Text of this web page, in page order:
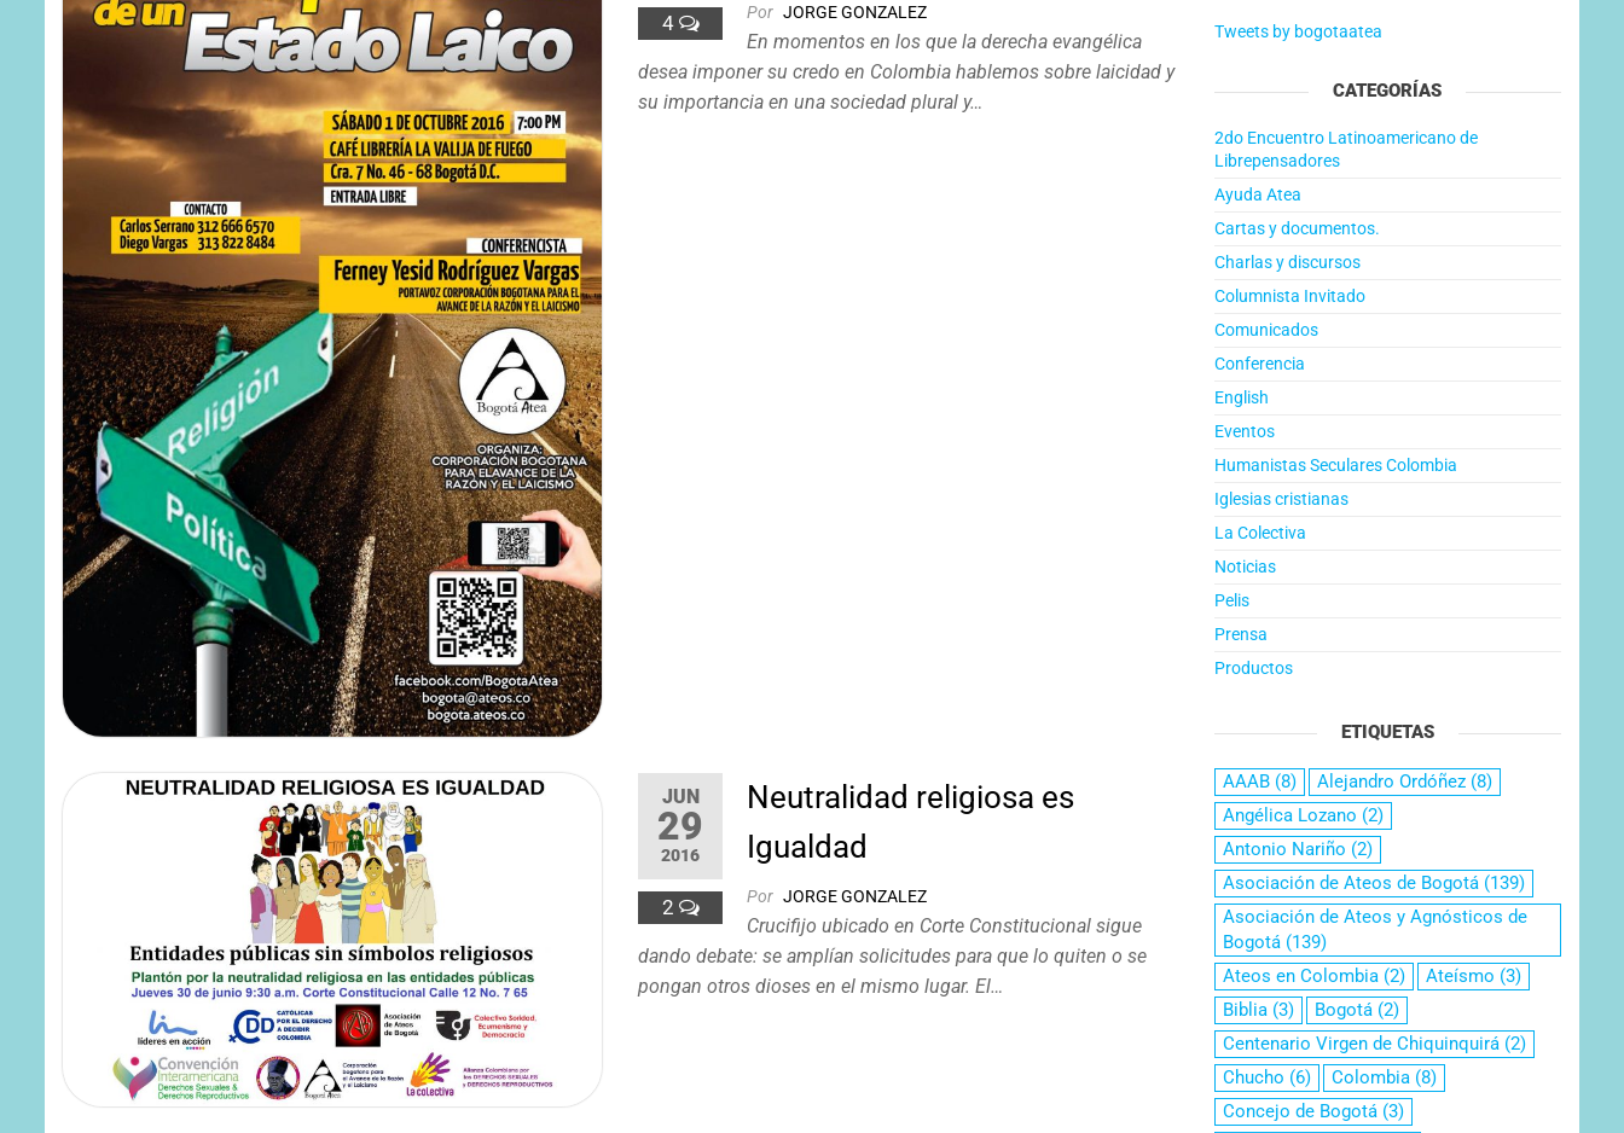
4 Por JORGE GONZALEZ
En momentos en los que la derecha evangélica
desea imponer su credo en Colombia hablemos sobre laicidad y
su importancia en una sociedad plural y…
JUN
29
2016
2
Neutralidad religiosa es
Igualdad
Por JORGE GONZALEZ
Crucifijo ubicado en Corte Constitucional sigue
dando debate: se amplían solicitudes para que lo quiten o se
pongan otros dioses en el mismo lugar. El…
Tweets by bogotaatea
CATEGORÍAS
2do Encuentro Latinoamericano de
Librepensadores
Ayuda Atea
Cartas y documentos.
Charlas y discursos
Columnista Invitado
Comunicados
Conferencia
English
Eventos
Humanistas Seculares Colombia
Iglesias cristianas
La Colectiva
Noticias
Pelis
Prensa
Productos
ETIQUETAS
AAAB(8) Alejandro Ordóñez(8)
Angélica Lozano (2)
Antonio Nariño (2)
Asociación de Ateos de Bogotá(139)
Asociación de Ateos y Agnósticos de
Bogotá(139)
Ateos en Colombia(2) Ateísmo (3)
Biblia(3) Bogotá(2)
Centenario Virgen de Chiquinquirá(2)
Chucho (6) Colombia(8)
Concejo de Bogotá(3)